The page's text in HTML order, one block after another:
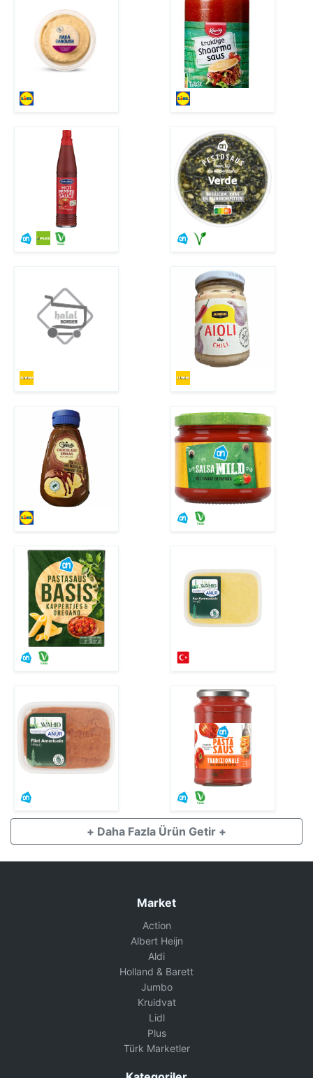
+ Daha Fazla Ürün Getir +
Market
Action
Albert Heijn
Aldi
Holland & Barett
Jumbo
Kruidvat
Lidl
Plus
Türk Marketler